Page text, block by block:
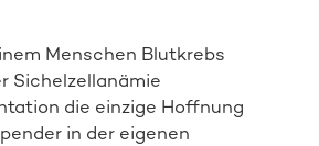
Menschen Blutkrebs
Sichelzellanämie
die einzige Hoffnung
in der eigenen